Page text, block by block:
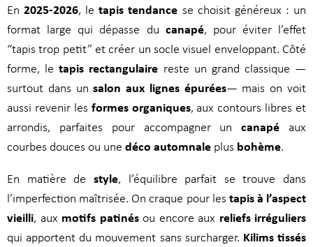
En2025-2026, le tapis tendance se choisit généreux : un
format large qui dépasse du canapé, pour éviter l’effet
“tapis trop petit” et créer un socle visuel enveloppant. Côté
forme, letapis rectangulaire reste un grand classique —
surtout dans unsalon aux lignes épurées— mais on voit
aussi revenir les formes organiques, aux contours libres et
arrondis, parfaites pour accompagner un
canapé
aux
courbes douces ou une déco automnale plus bohème.
En matière de style, l’équilibre parfait se trouve dans
l’imperfection maîtrisée. On craque pour les tapis à l’aspect
vieilli, aux motifs patinés ou encore aux reliefs irréguliers
qui apportent du mouvement sans surcharger. Kilims tissés